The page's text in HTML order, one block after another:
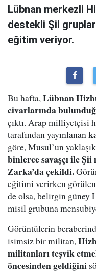
Lübnan merkezli
destekli Şii
eğitim veriyor.
Bu hafta,Lübnan
civarlarında
çıktı. Arap milliyetçisi
tarafından yayınlanan
göre, Musul’un
binlerce savaşçı ile
Zarka’da çekildi.
eğitimi verirken görülen
de olsa, belirgin güney
misil grubuna
Görüntülerin
isimsiz bir militan,
militanları teşvik
öncesinden geldiğini